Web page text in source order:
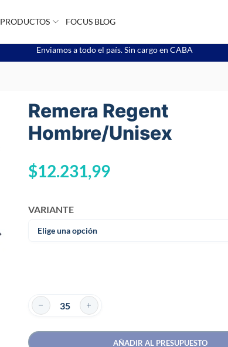
PRODUCTOS FOCUS BLOG
Enviamos a todo el país. Sin cargo en CABA
Remera Regent
Hombre/Unisex
$12.231,99
VARIANTE
AÑADIR AL PRESUPUESTO